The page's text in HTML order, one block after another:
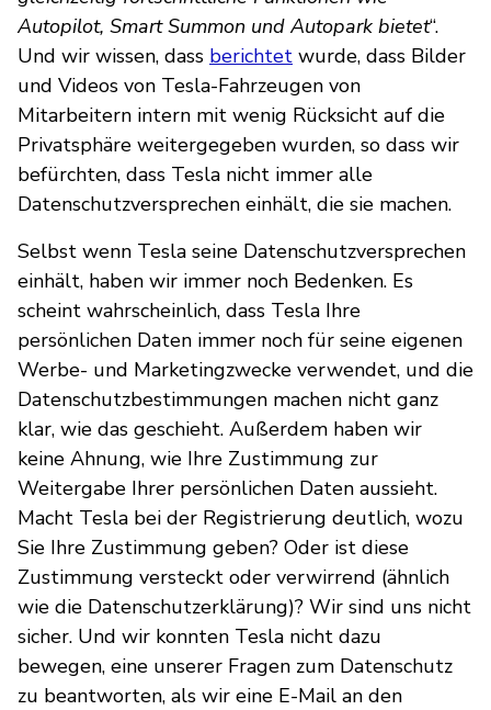
Autopilot, Smart Summon und Autopark bietet“.
Und wir wissen, dass berichtet wurde, dass Bilder
und Videos von Tesla-Fahrzeugen von
Mitarbeitern intern mit wenig Rücksicht auf die
Privatsphäre weitergegeben wurden, so dass wir
befürchten, dass Tesla nicht immer alle
Datenschutzversprechen einhält, die sie machen.
Selbst wenn Tesla seine Datenschutzversprechen
einhält, haben wir immer noch Bedenken. Es
scheint wahrscheinlich, dass Tesla Ihre
persönlichen Daten immer noch für seine eigenen
Werbe- und Marketingzwecke verwendet, und die
Datenschutzbestimmungen machen nicht ganz
klar, wie das geschieht. Außerdem haben wir
keine Ahnung, wie Ihre Zustimmung zur
Weitergabe Ihrer persönlichen Daten aussieht.
Macht Tesla bei der Registrierung deutlich, wozu
Sie Ihre Zustimmung geben? Oder ist diese
Zustimmung versteckt oder verwirrend (ähnlich
wie die Datenschutzerklärung)? Wir sind uns nicht
sicher. Und wir konnten Tesla nicht dazu
bewegen, eine unserer Fragen zum Datenschutz
zu beantworten, als wir eine E-Mail an den